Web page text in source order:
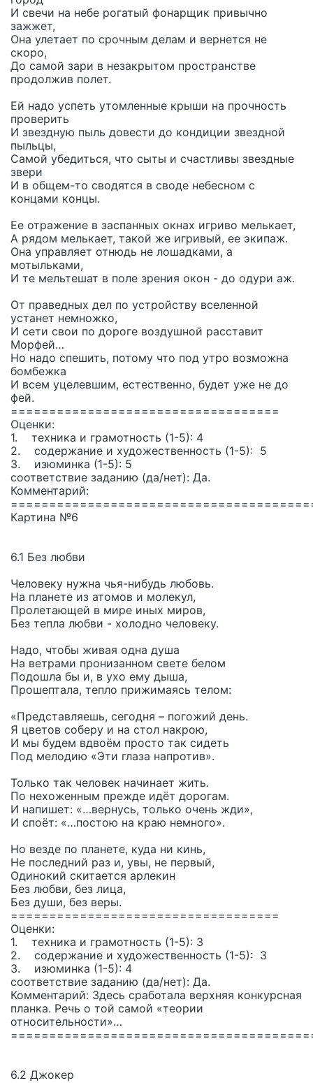
И свечи на небе рогатый фонарщик привычно
зажжет,
Она улетает по срочным делам и вернется не
скоро,
До самой зари в незакрытом пространстве
продолжив полет.
Ей надо успеть утомленные крыши на прочность
проверить
И звездную пыль довести до кондиции звездной
пыльцы,
Самой убедиться, что сыты и счастливы звездные
звери
И в общем-то сводятся в своде небесном с
концами концы.
Ее отражение в заспанных окнах игриво мелькает,
А рядом мелькает, такой же игривый, ее экипаж.
Она управляет отнюдь не лошадками, а
мотыльками,
И те мельтешат в поле зрения окон - до одури аж.
От праведных дел по устройству вселенной
устанет немножко,
И сети свои по дороге воздушной расставит
Морфей…
Но надо спешить, потому что под утро возможна
бомбежка
И всем уцелевшим, естественно, будет уже не до
фей.
===================================
Оценки:
1. техника и грамотность (1-5): 4
2. содержание и художественность (1-5): 5
3. изюминка (1-5): 5
соответствие заданию (да/нет): Да.
Комментарий:
Картина №6
6.1 Без любви
Человеку нужна чья-нибудь любовь.
На планете из атомов и молекул,
Пролетающей в мире иных миров,
Без тепла любви - холодно человеку.
Надо, чтобы живая одна душа
На ветрами пронизанном свете белом
Подошла бы и, в ухо ему дыша,
Прошептала, тепло прижимаясь телом:
«Представляешь, сегодня – погожий день.
Я цветов соберу и на стол накрою,
И мы будем вдвоём просто так сидеть
Под мелодию «Эти глаза напротив».
Только так человек начинает жить.
По нехоженным прежде идёт дорогам.
И напишет: «…вернусь, только очень жди»,
И споёт: «…постою на краю немного».
Но везде по планете, куда ни кинь,
Не последний раз и, увы, не первый,
Одинокий скитается арлекин
Без любви, без лица,
Без души, без веры.
===================================
Оценки:
1. техника и грамотность (1-5): 3
2. содержание и художественность (1-5): 3
3. изюминка (1-5): 4
соответствие заданию (да/нет): Да.
Комментарий: Здесь сработала верхняя конкурсная
планка. Речь о той самой «теории
относительности»…
6.2 Джокер